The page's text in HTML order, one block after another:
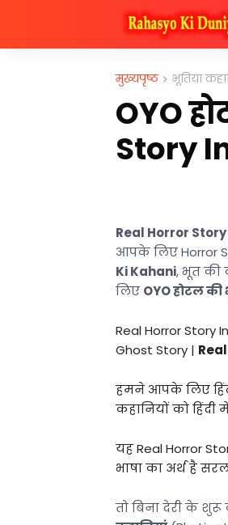
मुख्यपृष्ठ भूतिया
OYO
Story
Real Horror
आपके लिएHorror
Ki Kahani, भूत की
लिए OYO होटल की
Real Horror Story
Ghost Story |
हमने आपके लिए
कहानियों को
यहReal Horror
भाषा का अर्थ है
तो बिना देरी के